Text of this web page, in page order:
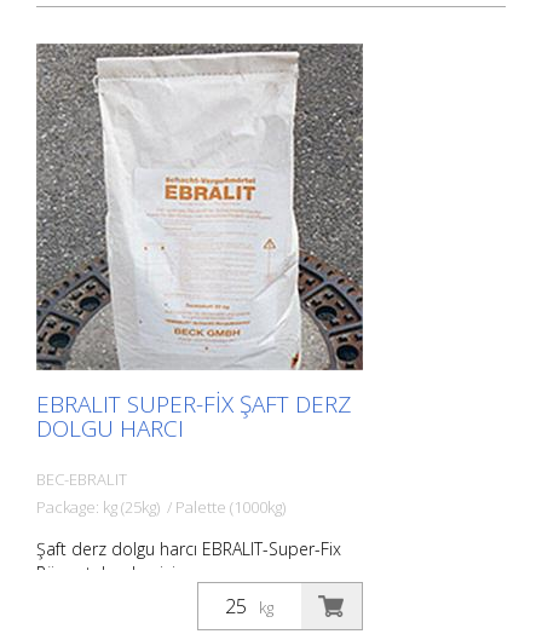
EBRALIT SUPER-FIX ŞAFT DERZ
DOLGU HARCI
BEC-EBRALIT
Package: kg (25kg) / Palette (1000kg)
Şaft derz dolgu harcı EBRALIT-Super-Fix
Rögar tabanları için en uygun yapı
malzemesi. Her zaman taze üretilen ürün
sayesinde optimum işleme koşulları.
kg